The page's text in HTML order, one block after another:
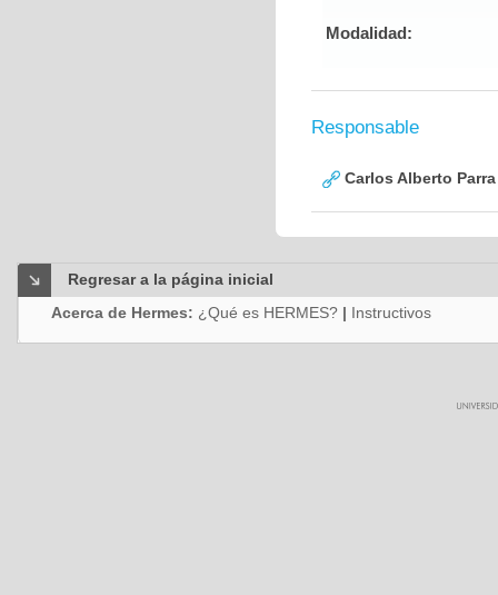
Modalidad:
Responsable
Carlos Alberto
Regresar a la página inicial
Acerca de Hermes: ¿Qué es HERMES? | Instructivos